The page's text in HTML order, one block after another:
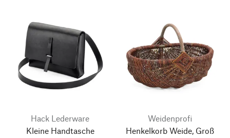
Hack Lederware
Kleine Handtasche
Weidenprofi
Henkelkorb Weide, Groß